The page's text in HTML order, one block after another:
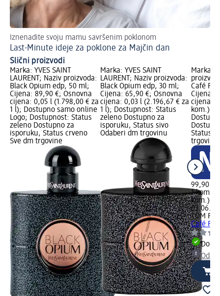
Iznenadite svoju mamu savršenim poklonom
Last-Minute ideje za poklone za Majčin dan
Slični proizvodi
Marka: YVES SAINT
LAURENT; Naziv proizvoda:
Black Opium edp, 50 ml;
Cijena: 89,90 €; Osnovna
cijena: 0,05 l (1.798,00 € za
1 l); Dostupno samo online
Logo; Dostupnost: Status
zeleno Dostupno za
isporuku, Status crveno
Sve dm trgovine
Marka: YVES SAINT
LAURENT; Naziv proizvoda:
Black Opium edp, 30 ml;
Cijena: 65,90 €; Osnovna
cijena: 0,03 l (2.196,67 € za
1 l); Dostupnost: Status
zeleno Dostupno za
isporuku, Status sivo
Odaberi dm trgovinu
Marka:
Café
Cijena:
cijena: 1
kom.);
Status
trgovinu
99,90 €
1 kom.
kom.)
TOM
Café